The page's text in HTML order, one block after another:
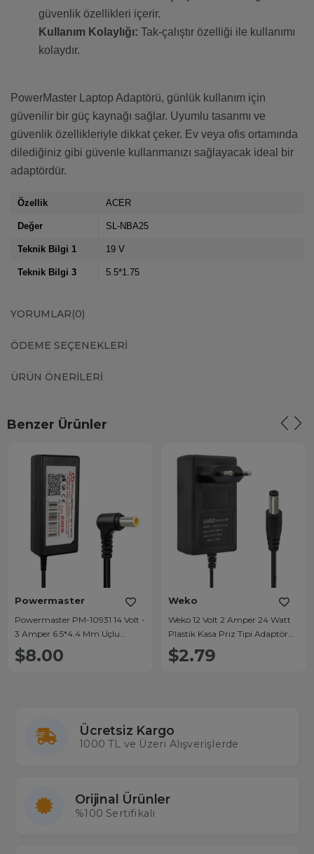
güvenlik özellikleri içerir.
Kullanım Kolaylığı: Tak-çalıştır özelliği ile kullanımı
kolaydır.
PowerMaster Laptop Adaptörü, günlük kullanım için
güvenilir bir güç kaynağı sağlar. Uyumlu tasarımı ve
güvenlik özellikleriyle dikkat çeker. Ev veya ofis ortamında
dilediğiniz gibi güvenle kullanmanızı sağlayacak ideal bir
adaptördür.
Özellik ACER
Değer SL-NBA25
Teknik Bilgi 1 19 V
Teknik Bilgi 3 5.5*1.75
YORUMLAR(0)
ÖDEME SEÇENEKLERI
ÜRÜN ÖNERILERI
Benzer Ürünler
Powermaster
Powermaster PM-10931 14 Volt -
3 Amper 6.5*4.4 Mm Uçlu
Plastik Kasa Masaüstü Adaptör
(Samsung Monitör)
$8.00
Weko
Weko 12 Volt 2 Amper 24 Watt
Plastik Kasa Priz Tipi Adaptör
(5.5x2.5 Uçlu)
$2.79
Ücretsiz Kargo
1000 TL ve Üzeri Alışverişlerde
Orijinal Ürünler
%100 Sertifikalı